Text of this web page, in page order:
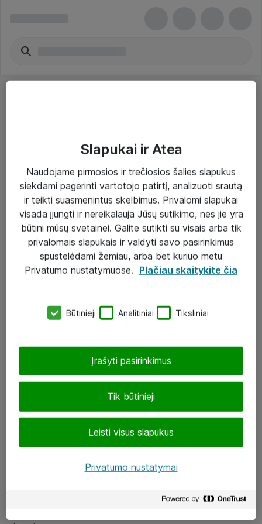
Paslaugos
Sprendimai
Įgyvendinti projektai
Atea ekspertų patarimai verslui
eShop@atea.lt
LinkedIn
Slapukai ir Atea
Naudojame pirmosios ir trečiosios šalies slapukus
siekdami pagerinti vartotojo patirtį, analizuoti srautą
ir teikti suasmenintus skelbimus. Privalomi slapukai
visada įjungti ir nereikalauja Jūsų sutikimo, nes jie yra
būtini mūsų svetainei. Galite sutikti su visais arba tik
privalomais slapukais ir valdyti savo pasirinkimus
spustelėdami žemiau, arba bet kuriuo metu
Privatumo nustatymuose. Plačiau skaitykite čia
Būtinieji Analitiniai Tiksliniai
Tik būtinieji
Leisti visus slapukus
Įrašyti pasirinkimus
Privatumo nustatymai